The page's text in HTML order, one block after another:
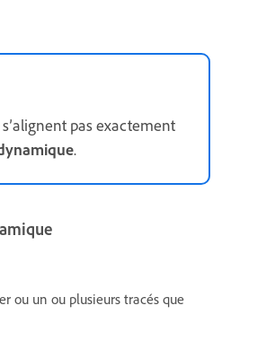
pas exactement
.
ou un ou plusieurs tracés que